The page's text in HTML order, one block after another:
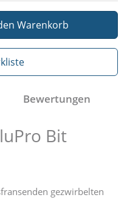
Warenkorb
Bewertungen
Bit
gezwirbelten